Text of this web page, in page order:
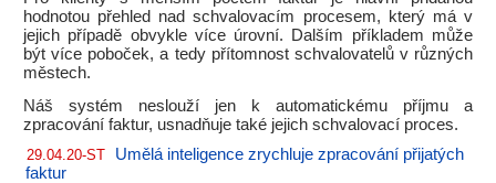
hodnotou přehled nad schvalovacím procesem, který má v
jejich případě obvykle více úrovní. Dalším příkladem může
být více poboček, a tedy přítomnost schvalovatelů v různých
městech.
Náš systém neslouží jen k automatickému příjmu a
zpracování faktur, usnadňuje také jejich schvalovací proces.
29.04.20-ST
Umělá inteligence zrychluje zpracování přijatých
faktur